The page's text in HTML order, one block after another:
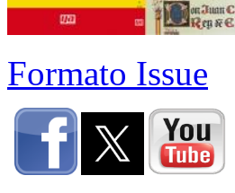
Formato Issue